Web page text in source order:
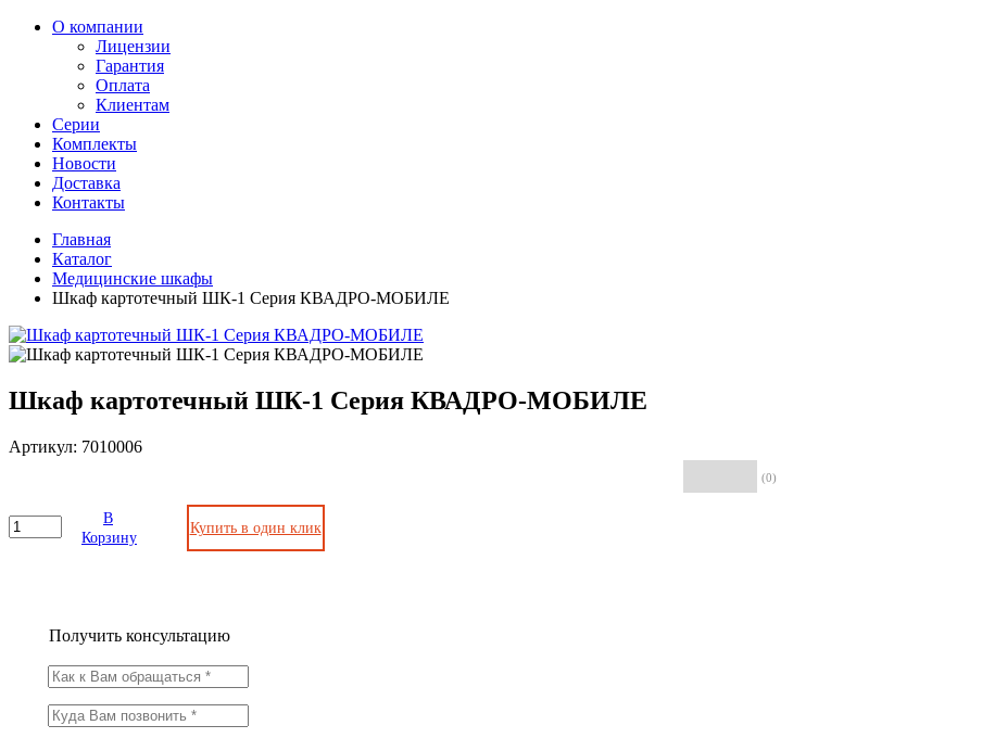
О компании
Лицензии
Гарантия
Оплата
Клиентам
Серии
Комплекты
Новости
Доставка
Контакты
Главная
Каталог
Медицинские шкафы
Шкаф картотечный ШК-1 Серия КВАДРО-МОБИЛЕ
Шкаф картотечный ШК-1 Серия КВАДРО-МОБИЛЕ
Артикул: 7010006
(0)
В
Корзину
Купить в один клик
Получить консультацию